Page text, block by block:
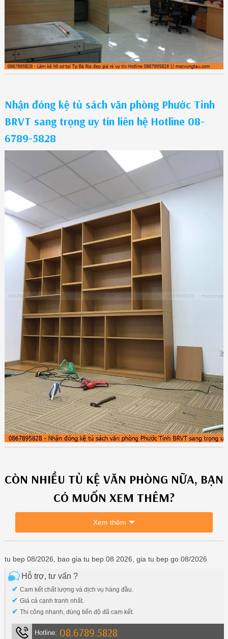
Nhận đóng kệ tủ sách văn phòng Phước Tỉnh
BRVT sang trọng uy tín liên hệ Hotline 08-
6789-5828
CÒN NHIỀU TỦ KỆ VĂN PHÒNG NỮA, BẠN
CÓ MUỐN XEM THÊM?
Xem thêm
tu bep 08/2026, bao gia tu bep 08 2026, gia tu bep go 08/2026
Hỗ trợ, tư vấn ?
✔ Cam kết chất lượng và dịch vụ hàng đầu.
✔ Giá cả cạnh tranh nhất.
✔ Thi công nhanh, đúng tiến độ đã cam kết.
Hotline: 08.6789.5828